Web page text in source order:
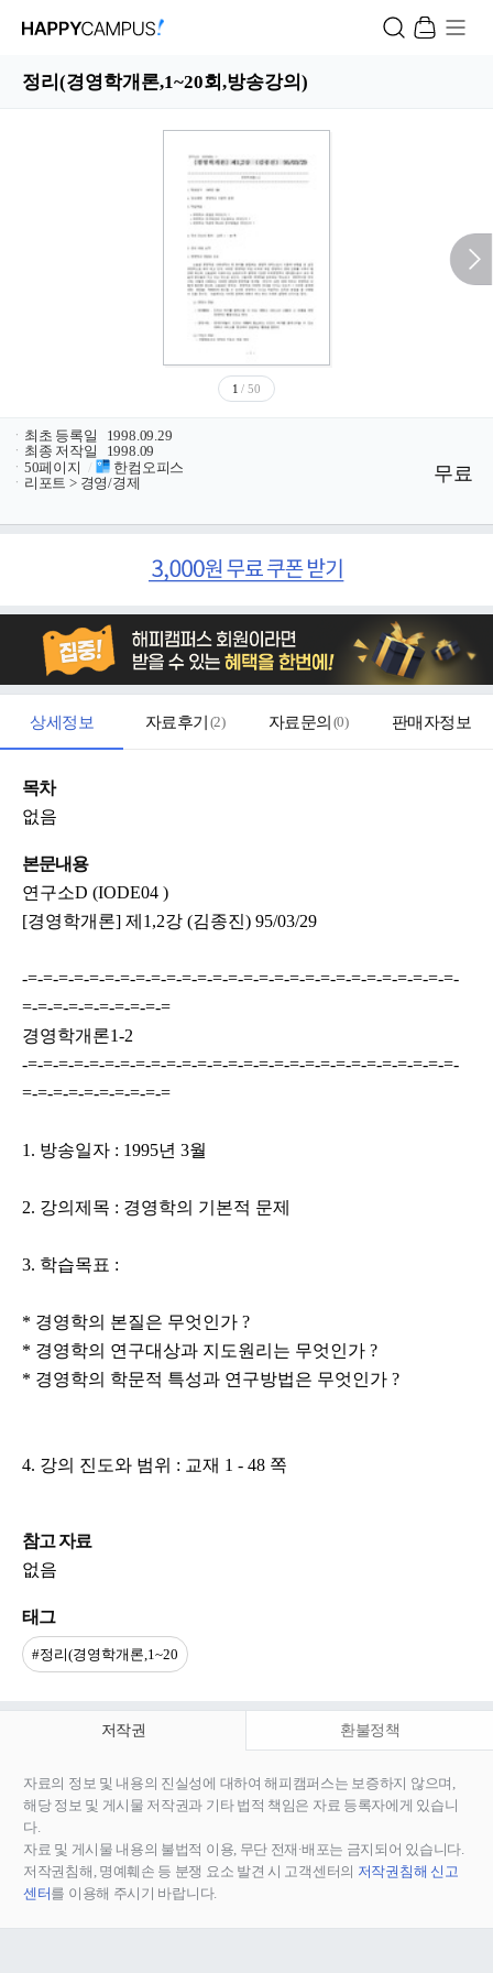
정리(경영학개론,1~20회,방송강의)
1 / 50
ㆍ 최초 등록일
1998.09.29
ㆍ 최종 저작일
1998.09
ㆍ 50페이지 /
한컴오피스
ㆍ 리포트 > 경영/경제 무료
상세정보 자료후기 (2) 자료문의 (0) 판매자정보
목차
없음
본문내용
연구소D (IODE04 )
[경영학개론] 제1,2강 (김종진) 95/03/29
-=-=-=-=-=-=-=-=-=-=-=-=-=-=-=-=-=-=-=-=-=-=-=-=-=-=-=-=-
=-=-=-=-=-=-=-=-=-=
경영학개론1-2
-=-=-=-=-=-=-=-=-=-=-=-=-=-=-=-=-=-=-=-=-=-=-=-=-=-=-=-=-
=-=-=-=-=-=-=-=-=-=
1. 방송일자 : 1995년 3월
2. 강의제목 : 경영학의 기본적 문제
3. 학습목표 :
* 경영학의 본질은 무엇인가 ?
* 경영학의 연구대상과 지도원리는 무엇인가 ?
* 경영학의 학문적 특성과 연구방법은 무엇인가 ?
4. 강의 진도와 범위 : 교재 1 - 48 쪽
참고 자료
없음
태그
#정리(경영학개론,1~20
저작권 환불정책
자료의 정보 및 내용의 진실성에 대하여 해피캠퍼스는 보증하지 않으며,
해당 정보 및 게시물 저작권과 기타 법적 책임은 자료 등록자에게 있습니
다.
자료 및 게시물 내용의 불법적 이용, 무단 전재∙배포는 금지되어 있습니다.
저작권침해, 명예훼손 등 분쟁 요소 발견 시 고객센터의 저작권침해 신고
센터를 이용해 주시기 바랍니다.